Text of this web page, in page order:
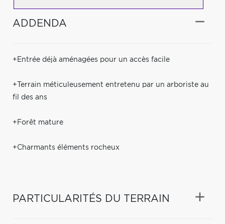
ADDENDA
+Entrée déjà aménagées pour un accès facile
+Terrain méticuleusement entretenu par un arboriste au
fil des ans
+Forêt mature
+Charmants éléments rocheux
PARTICULARITÉS DU TERRAIN